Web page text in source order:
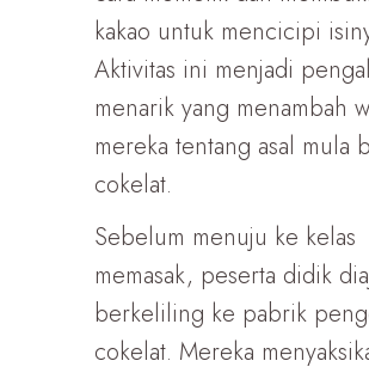
kakao untuk mencicipi
Aktivitas ini menjadi
menarik yang menambah
mereka tentang asal mula
cokelat.
Sebelum menuju ke kelas
memasak, peserta didik
berkeliling ke pabrik
cokelat. Mereka